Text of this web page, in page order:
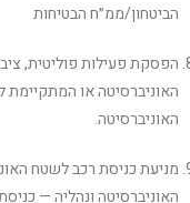
הביטחון/ממ״ח הבטיחות
הפסקת פעילות פוליטית,
האוניברסיטה או
האוניברסיטה.
מניעת כניסת רכב לשטח
האוניברסיטה ונהליה —